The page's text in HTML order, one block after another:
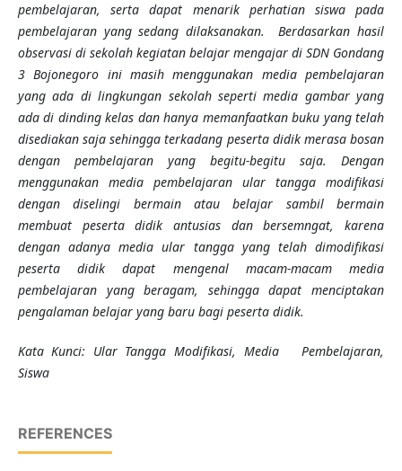
pembelajaran, serta dapat menarik perhatian siswa pada
pembelajaran yang sedang dilaksanakan. Berdasarkan hasil
observasi di sekolah kegiatan belajar mengajar di SDN Gondang
3 Bojonegoro ini masih menggunakan media pembelajaran
yang ada di lingkungan sekolah seperti media gambar yang
ada di dinding kelas dan hanya memanfaatkan buku yang telah
disediakan saja sehingga terkadang peserta didik merasa bosan
dengan pembelajaran yang begitu-begitu saja. Dengan
menggunakan media pembelajaran ular tangga modifikasi
dengan diselingi bermain atau belajar sambil bermain
membuat peserta didik antusias dan bersemngat, karena
dengan adanya media ular tangga yang telah dimodifikasi
peserta didik dapat mengenal macam-macam media
pembelajaran yang beragam, sehingga dapat menciptakan
pengalaman belajar yang baru bagi peserta didik.
Kata Kunci: Ular Tangga Modifikasi, Media Pembelajaran,
Siswa
REFERENCES